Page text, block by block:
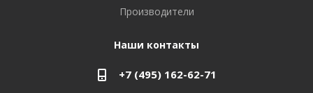
Производители
Наши контакты
+7 (495) 162-62-71